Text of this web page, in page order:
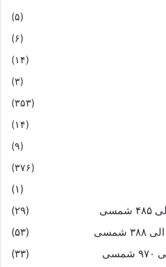
(۵)
(۶)
(۱۴)
(۳)
(۳۵۳)
(۱۴)
(۹)
(۳۷۶)
(۱)
(۲۹)
(۵۳)
(۳۳)